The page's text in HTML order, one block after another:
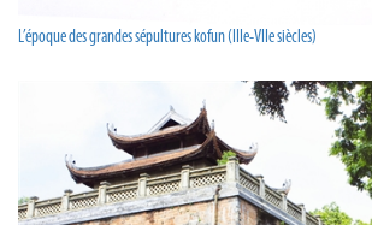
L’époque des grandes sépultures kofun (IIIe-VIIe siècles)